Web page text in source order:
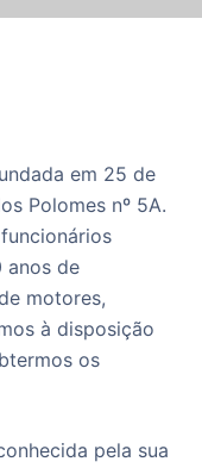
em 25 de
Polomes nº 5A.
anos de
motores,
à disposição
os
pela sua